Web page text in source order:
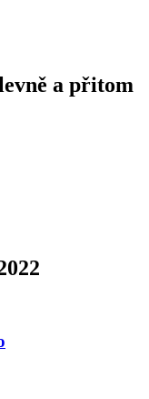
a přitom